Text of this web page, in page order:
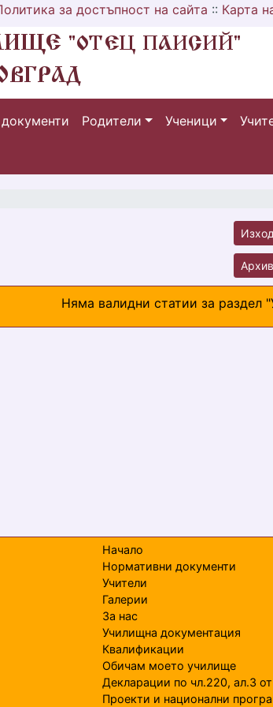
за достъпност на сайта :: Карта
Родители Ученици
Изход
Архив
Няма валидни статии за раздел
Начало
Нормативни документи
Учители
Галерии
За нас
Училищна документация
Квалификации
Обичам моето училище
Декларации по чл.220, ал.3
Проекти и национални